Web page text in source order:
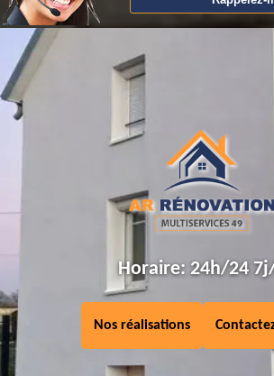
Horaire: 24h/24
Nos réalisations